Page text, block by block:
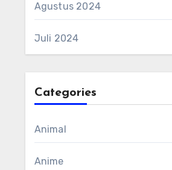
Agustus 2024
Juli 2024
Categories
Animal
Anime